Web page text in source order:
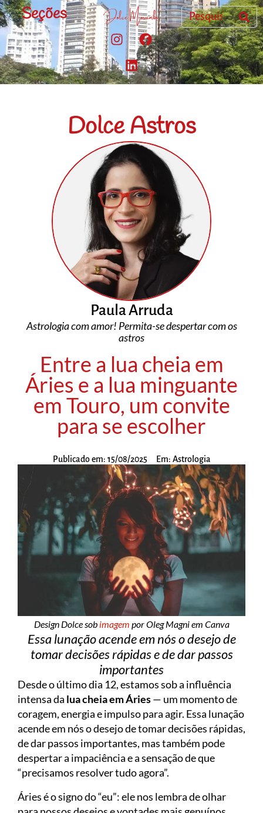
Seções
Dolce Astros
Paula Arruda
Astrologia com amor! Permita-se despertar com os
astros
Entre a lua cheia em
Áries e a lua minguante
em Touro, um convite
para se escolher
Publicado em: 15/08/2025 Em: Astrologia
Design Dolce sob imagem por Oleg Magni em Canva
Essa lunação acende em nós o desejo de
tomar decisões rápidas e de dar passos
importantes
Desde o último dia 12, estamos sob a influência
intensa da lua cheia em Áries— um momento de
coragem, energia e impulso para agir. Essa lunação
acende em nós o desejo de tomar decisões rápidas,
de dar passos importantes, mas também pode
despertar a impaciência e a sensação de que
“precisamos resolver tudo agora”.
Áries é o signo do “eu”: ele nos lembra de olhar